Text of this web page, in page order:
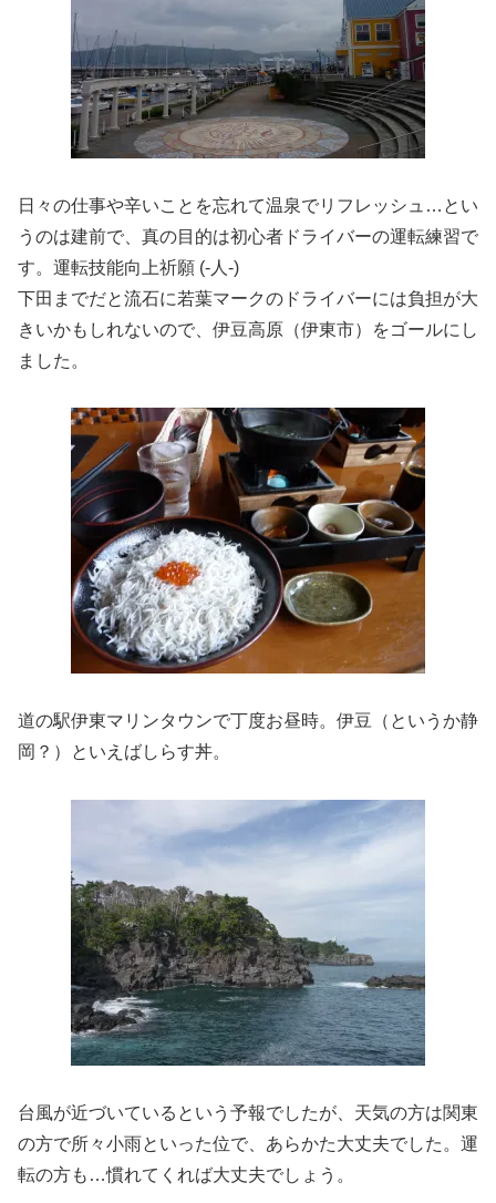
日々の仕事や辛いことを忘れて温泉でリフレッシュ…とい
うのは建前で、真の目的は初心者ドライバーの運転練習で
す。運転技能向上祈願 (-人-)
下田までだと流石に若葉マークのドライバーには負担が大
きいかもしれないので、伊豆高原（伊東市）をゴールにし
ました。
道の駅伊東マリンタウンで丁度お昼時。伊豆（というか静
岡？）といえばしらす丼。
台風が近づいているという予報でしたが、天気の方は関東
の方で所々小雨といった位で、あらかた大丈夫でした。運
転の方も…慣れてくれば大丈夫でしょう。